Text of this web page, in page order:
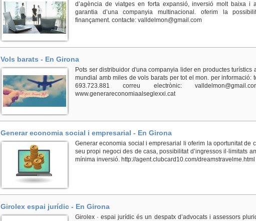
d’agència de viatges en forta expansió, inversió molt baixa i
garantia d’una companyia multinacional. oferim la
finançament. contacte: valldelmon@gmail.com
Vols barats - En Girona
Pots ser distribuidor d'una companyia lider en productes turístics a
mundial amb miles de vols barats per tot el mon. per informació:
693.723.881 correu electrònic:
www.generareconomiaalseglexxi.cat
Generar economia social i empresarial - En Girona
Generar economia social i empresarial li oferim la oportunitat de
seu propi negoci des de casa, possibilitat d’ingressos il·limitats
mínima inversió. http://agent.clubcard10.com/dreamstravelme.html
Girolex espai jurídic - En Girona
Girolex · espai jurídic és un despatx d’advocats i assessors